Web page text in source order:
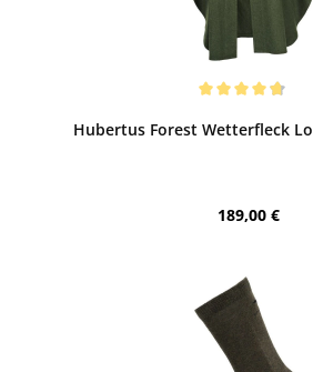
Hubertus Forest Wetterfleck
Regulärer
189,00 €